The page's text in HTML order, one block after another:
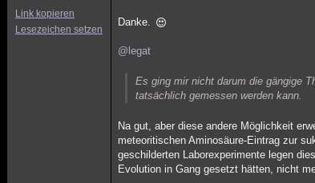
Link kopieren
Lesezeichen setzen
Danke.
@legat
Es ging mir nicht darum die gängige
tatsächlich gemessen werden kann.
Na gut, aber diese andere Möglichkeit
meteoritischen Aminosäure-Eintrag zur
geschilderten Laborexperimente legen
Evolution in Gang gesetzt hätten, nicht